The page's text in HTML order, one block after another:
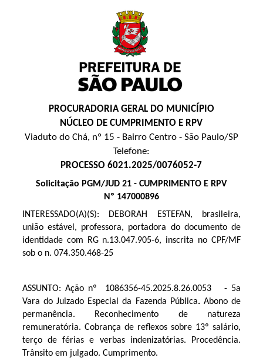
PROCURADORIA GERAL DO MUNICÍPIO
NÚCLEO DE CUMPRIMENTO E RPV
Viaduto do Chá, nº 15 - Bairro Centro - São Paulo/SP
Telefone:
PROCESSO 6021.2025/0076052-7
Solicitação PGM/JUD 21 - CUMPRIMENTO E RPV
Nº 147000896
INTERESSADO(A)(S):
DEBORAH ESTEFAN, brasileira,
união estável, professora, portadora do documento de
identidade com RG n.13.047.905-6, inscrita no CPF/MF
sob o n. 074.350.468-25
ASSUNTO: Ação nº 1086356-45.2025.8.26.0053 - 5a
Vara do Juizado Especial da Fazenda Pública.Abono de
permanência. Reconhecimento de natureza
remuneratória. Cobrança de reflexos sobre 13º salário,
terço de férias e verbas indenizatórias. Procedência.
Trânsito em julgado. Cumprimento.